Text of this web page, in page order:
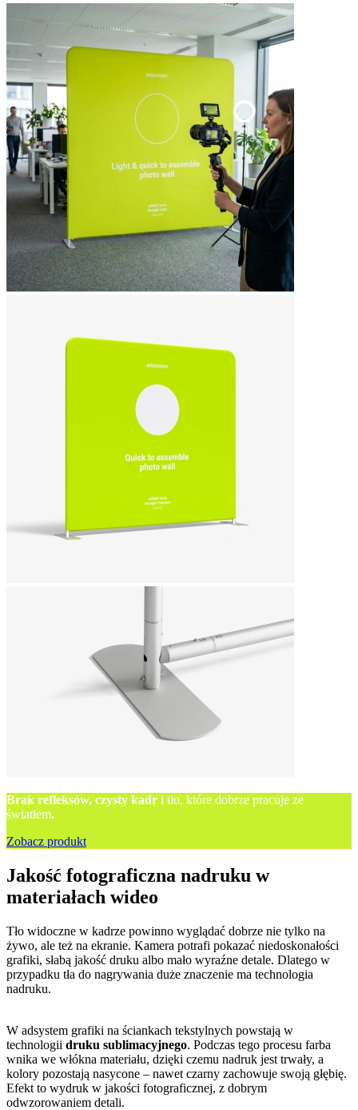
Brak refleksów, czysty kadr i tło, które dobrze pracuje ze
światłem.
Zobacz produkt
Jakość fotograficzna nadruku w
materiałach wideo
Tło widoczne w kadrze powinno wyglądać dobrze nie tylko na
żywo, ale też na ekranie. Kamera potrafi pokazać niedoskonałości
grafiki, słabą jakość druku albo mało wyraźne detale. Dlatego w
przypadku tła do nagrywania duże znaczenie ma technologia
nadruku.
W adsystem grafiki na ściankach tekstylnych powstają w
technologii druku sublimacyjnego. Podczas tego procesu farba
wnika we włókna materiału, dzięki czemu nadruk jest trwały, a
kolory pozostają nasycone – nawet czarny zachowuje swoją głębię.
Efekt to wydruk w jakości fotograficznej, z dobrym
odwzorowaniem detali.